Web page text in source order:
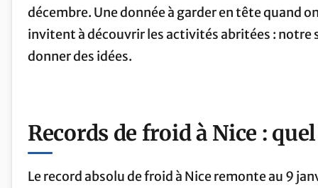
décembre. Une donnée à garder en tête quand
invitent à découvrir les activités abritées : notre
donner des idées.
Records de froid à Nice :
Le record absolu de froid à Nice remonte au 9